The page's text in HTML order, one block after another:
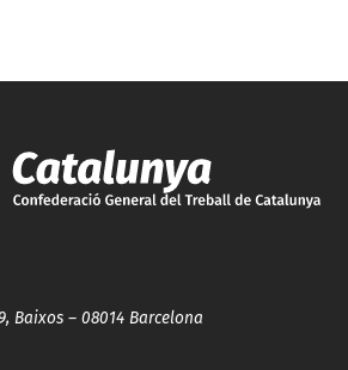
Baixos – 08014 Barcelona